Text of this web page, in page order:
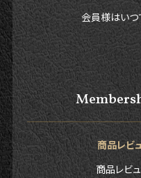
会員様はいつ
商品レビ
商品レビ